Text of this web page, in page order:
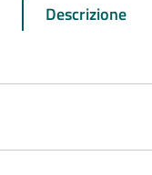
Descrizione